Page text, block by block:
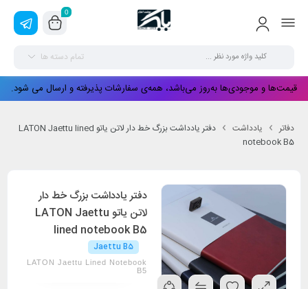
0
تمام دسته ها
قیمت‌ها و موجودی‌ها به‌روز می‌باشد، همه‌ی سفارشات پذیرفته و ارسال می شود.
دفاتر یادداشت
دفتر یادداشت بزرگ خط دار لاتن یاتو LATON Jaettu lined
notebook B5
دفتر یادداشت بزرگ خط دار
لاتن یاتو LATON Jaettu
lined notebook B5
Jaettu B5
LATON Jaettu Lined Notebook
B5